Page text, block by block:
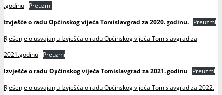
.godinu Preuzmi
Izvješće o radu Općinskog vijeća Tomislavgrad za 2020. godinu. Preuzmi
Rješenje o usvajanju Izvješća o radu Općinskog vijeća Tomislavgrad za
2021.godinu Preuzmi
Izvješće o radu Općinskog vijeća Tomislavgrad za 2021. godinu
Preuzmi
Rješenje o usvajanju Izvješća o radu Općinskog vijeća Tomislavgrad za 2022.